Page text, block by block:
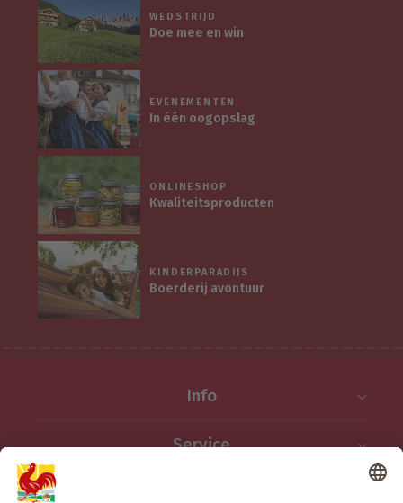
WEDSTRIJD
Doe mee en win
EVENEMENTEN
In één oogopslag
ONLINESHOP
Kwaliteitsproducten
KINDERPARADIJS
Boerderij avontuur
Info
Service